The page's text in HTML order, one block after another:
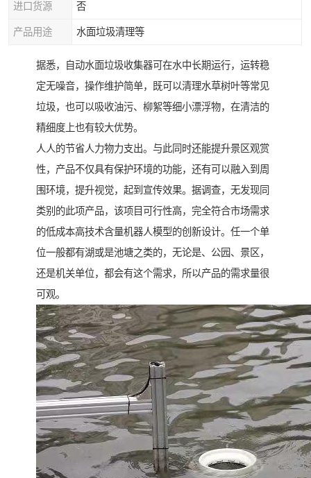
进口货源 否
产品用途 水面垃圾清理等
据悉，自动水面垃圾收集器可在水中长期运行，运转稳
定无噪音，操作维护简单，既可以清理水草树叶等常见
垃圾，也可以吸收油污、柳絮等细小漂浮物，在清洁的
精细度上也有较大优势。
人人的节省人力物力支出。与此同时还能提升景区观赏
性，产品不仅具有保护环境的功能，还有可以融入到周
围环境，提升视觉，起到宣传效果。据调查，无发现同
类别的此项产品，该项目可行性高，完全符合市场需求
的低成本高技术含量机器人模型的创新设计。任一个单
位一般都有湖或是池塘之类的，无论是、公园、景区，
还是机关单位，都会有这个需求，所以产品的需求量很
可观。